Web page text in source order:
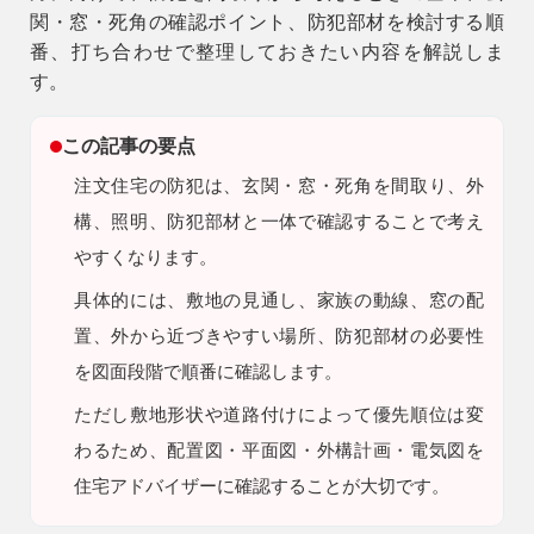
関・窓・死角の確認ポイント、防犯部材を検討する順
番、打ち合わせで整理しておきたい内容を解説しま
す。
この記事の要点
注文住宅の防犯は、玄関・窓・死角を間取り、外
構、照明、防犯部材と一体で確認することで考え
やすくなります。
具体的には、敷地の見通し、家族の動線、窓の配
置、外から近づきやすい場所、防犯部材の必要性
を図面段階で順番に確認します。
ただし 敷地形状や道路付けによって優先順位は変
わるため、配置図・平面図・外構計画・電気図を
住宅アドバイザーに確認することが大切です。
営業時間 9時〜18時
注文住宅
0120-70-1212
0120-37-7611
アフターメンテナンス
04-2950-7171
事業用
04-2968-5522